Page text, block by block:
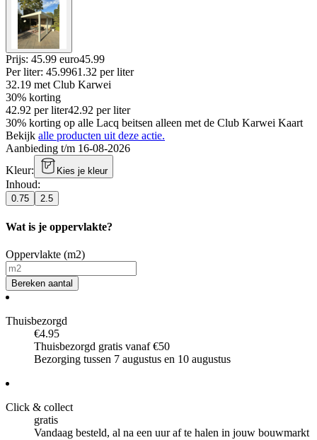
Prijs: 45.99 euro45.99
Per liter: 45.9961.32 per liter
32.19 met Club Karwei
30% korting
42.92 per liter42.92 per liter
30% korting op alle Lacq beitsen alleen met de Club Karwei Kaart
Bekijk alle producten uit deze actie.
Aanbieding t/m 16-08-2026
Kleur: Kies je kleur
Inhoud:
0.75 2.5
Wat is je oppervlakte?
Oppervlakte (m2)
Bereken aantal
Thuisbezorgd
€4.95
Thuisbezorgd gratis vanaf €50
Bezorging tussen 7 augustus en 10 augustus
Click & collect
gratis
Vandaag besteld, al na een uur af te halen in jouw bouwmarkt